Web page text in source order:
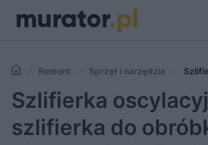
Remont Sprzęt i narzędzia
szlifierka do obróbki powierzchni płaskich
Szlifierka
szlifierka do